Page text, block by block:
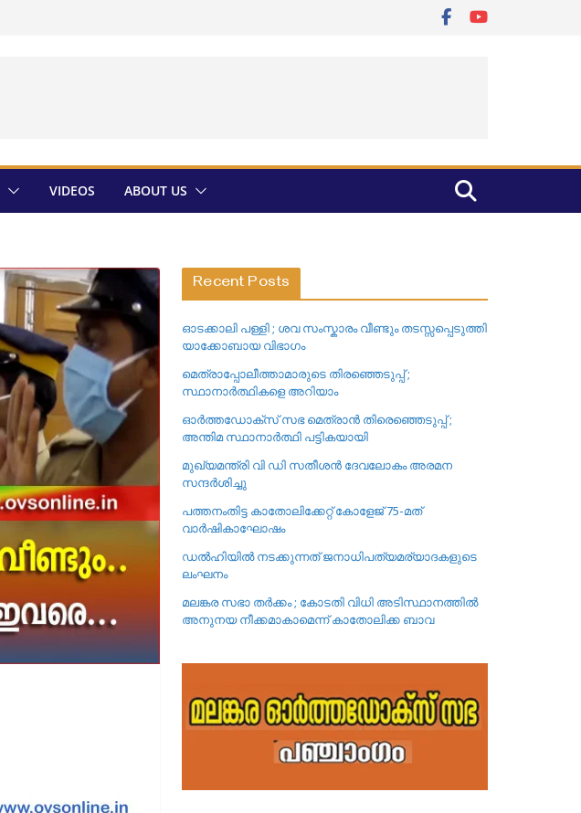
VIDEOS ABOUT US
Recent Posts
ഓടക്കാലി പള്ളി ; ശവ സംസ്കാരം വീണ്ടും തടസ്സപ്പെടുത്തി
യാക്കോബായ വിഭാഗം
മെത്രാപ്പോലീത്താമാരുടെ തിരഞ്ഞെടുപ്പ് ;
സ്ഥാനാർത്ഥികളെ അറിയാം
ഓർത്തഡോക്സ് സഭ മെത്രാൻ തിരെഞ്ഞെടുപ്പ് ;
അന്തിമ സ്ഥാനാർത്ഥി പട്ടികയായി
മുഖ്യമന്ത്രി വി ഡി സതീശൻ ദേവലോകം അരമന
സന്ദർശിച്ചു
പത്തനംതിട്ട കാതോലിക്കേറ്റ്‌ കോളേജ്‌ 75-മത്
വാർഷികാഘോഷം
ഡൽഹിയിൽ നടക്കുന്നത് ജനാധിപത്യമര്യാദകളുടെ
ലംഘനം
മലങ്കര സഭാ തർക്കം ; കോടതി വിധി അടിസ്ഥാനത്തിൽ
അനുനയ നീക്കമാകാമെന്ന് കാതോലിക്ക ബാവ